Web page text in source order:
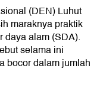
(DEN) Luhut
maraknya praktik
daya alam (SDA).
selama ini
bocor dalam jumlah